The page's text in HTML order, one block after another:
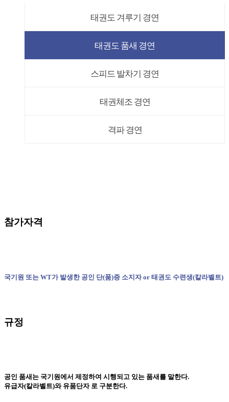
태권도 겨루기 경연
태권도 품새 경연
스피드 발차기 경연
태권체조 경연
격파 경연
참가자격
국기원 또는 WT가 발생한 공인 단(품)증 소지자 or 태권도 수련생(칼라벨트)
규정
공인 품새는 국기원에서 제정하여 시행되고 있는 품새를 말한다.
유급자(칼라벨트)와 유품단자 로 구분한다.